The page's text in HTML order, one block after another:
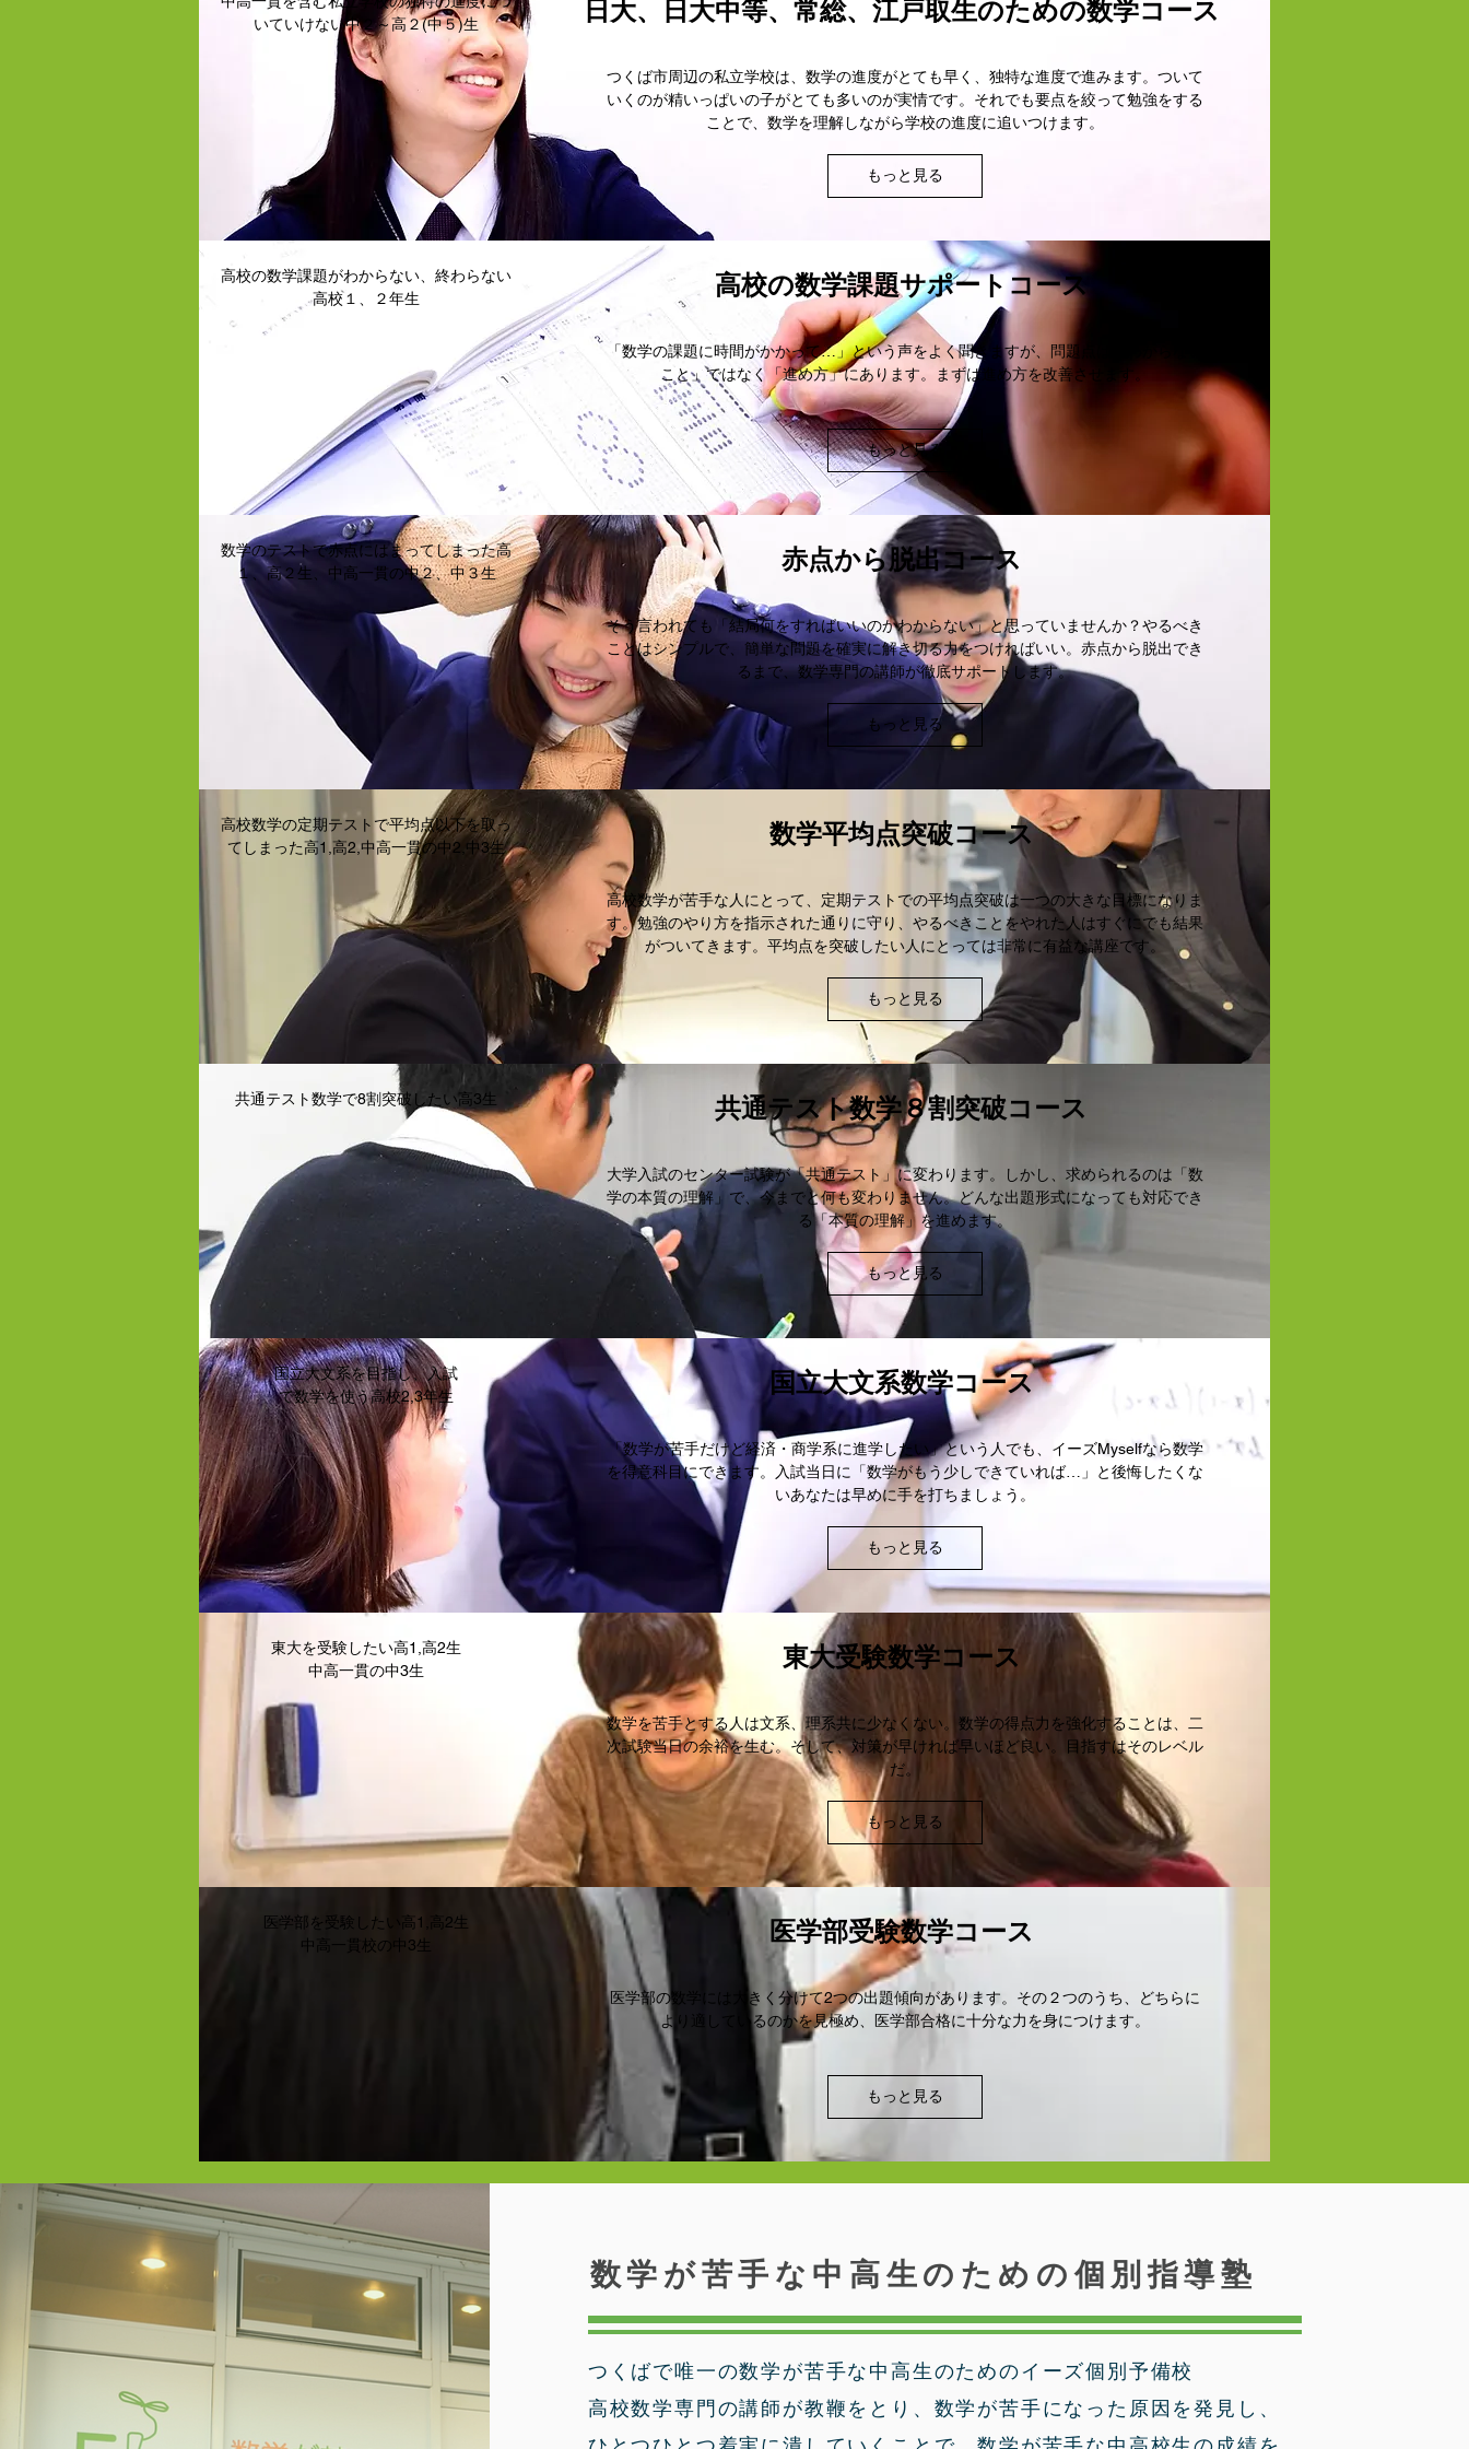
もっと見る
いていけない中２～高２(中５)生
日大、日大中等、常総、江戸取生のための数学コース
つくば市周辺の私立学校は、数学の進度がとても早く、独特な進度で進みます。ついて
いくのが精いっぱいの子がとても多いのが実情です。それでも要点を絞って勉強をする
ことで、数学を理解しながら学校の進度に追いつけます。
もっと見る
高校の数学課題がわからない、終わらない
高校１、２年生
高校の数学課題サポートコース
「数学の課題に時間がかかって…」という声をよく聞きますが、問題点は「わからない
こと」ではなく「進め方」にあります。まずは進め方を改善させます。
もっと見る
数学のテストで赤点にはまってしまった高
１、高２生、中高一貫の中２、中３生
赤点から脱出コース
そう言われても「結局何をすればいいのかわからない」と思っていませんか？やるべき
ことはシンプルで、簡単な問題を確実に解き切る力をつければいい。赤点から脱出でき
るまで、数学専門の講師が徹底サポートします。
もっと見る
高校数学の定期テストで平均点以下を取っ
てしまった高1,高2,中高一貫の中2,中3生
数学平均点突破コース
高校数学が苦手な人にとって、定期テストでの平均点突破は一つの大きな目標になりま
す。勉強のやり方を指示された通りに守り、やるべきことをやれた人はすぐにでも結果
がついてきます。平均点を突破したい人にとっては非常に有益な講座です。
もっと見る
共通テスト数学で8割突破したい高3生 共通テスト数学８割突破コース
大学入試のセンター試験が「共通テスト」に変わります。しかし、求められるのは「数
学の本質の理解」で、今までと何も変わりません。どんな出題形式になっても対応でき
る「本質の理解」を進めます。
もっと見る
国立大文系を目指し、入試
で数学を使う高校2,3年生
国立大文系数学コース
「数学が苦手だけど経済・商学系に進学したい」という人でも、イーズMyselfなら数学
を得意科目にできます。入試当日に「数学がもう少しできていれば…」と後悔したくな
いあなたは早めに手を打ちましょう。
もっと見る
東大を受験したい高1,高2生
中高一貫の中3生
東大受験数学コース
数学を苦手とする人は文系、理系共に少なくない。数学の得点力を強化することは、二
次試験当日の余裕を生む。そして、対策が早ければ早いほど良い。目指すはそのレベル
だ。
もっと見る
医学部を受験したい高1,高2生
中高一貫校の中3生
医学部受験数学コース
医学部の数学には大きく分けて2つの出題傾向があります。その２つのうち、どちらに
より適しているのかを見極め、医学部合格に十分な力を身につけます。
​数学が苦手な中高生のための個別指導塾
つくばで唯一の数学が苦手な中高生のためのイーズ個別予備校
高校数学専門の講師が教鞭をとり、数学が苦手になった原因を発見し、